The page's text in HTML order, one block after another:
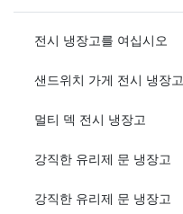
전시 냉장고를 여십시오
샌드위치 가게 전시 냉장고
멀티 덱 전시 냉장고
강직한 유리제 문 냉장고
강직한 유리제 문 냉장고